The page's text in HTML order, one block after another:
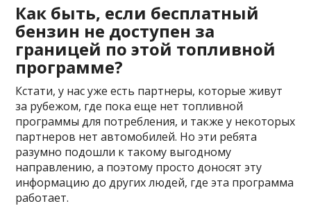
Как быть, если бесплатный
бензин не доступен за
границей по этой топливной
программе?
Кстати, у нас уже есть партнеры, которые живут
за рубежом, где пока еще нет топливной
программы для потребления, и также у некоторых
партнеров нет автомобилей. Но эти ребята
разумно подошли к такому выгодному
направлению, а поэтому просто доносят эту
информацию до других людей, где эта программа
работает.